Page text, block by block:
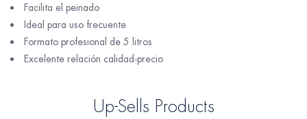
Facilita el peinado
Ideal para uso frecuente
Formato profesional de 5 litros
Excelente relación calidad-precio
Up-Sells Products